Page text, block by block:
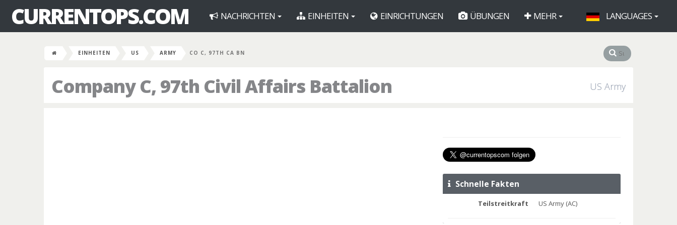
CURRENTOPS.COM NACHRICHTEN EINHEITEN EINRICHTUNGEN ÜBUNGEN MEHR LANGUAGES
EINHEITEN US ARMY CO C, 97TH CA BN
Company C, 97th Civil Affairs Battalion US Army
Schnelle Fakten
Teilstreitkraft US Army (AC)